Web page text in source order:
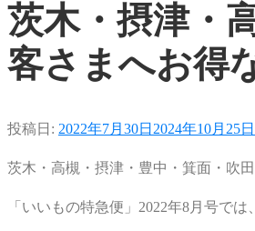
茨木・摂津・
客さまへお得
投稿日: 2022年7月30日 2024年10月25日
茨木・高槻・摂津・豊中・箕面・吹
「いいもの特急便」2022年8月号で